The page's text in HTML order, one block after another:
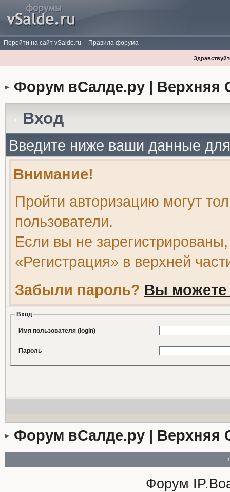
Перейти на сайт vSalde.ru Правила форума
Форум вСалде.ру | Верхняя
Вход
Введите ниже ваши данные
Внимание!
Пройти авторизацию могут
пользователи.
Если вы не
«Регистрация» в верхней
Забыли пароль? Вы можете
Вход
Имя пользователя (login)
Пароль
Форум вСалде.ру | Верхняя
Форум